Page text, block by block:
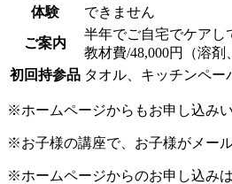
体験
できません
ご案内
半年でご自宅でケアし
教材費/48,000円（
初回持参品 タオル、キッチンペ
※ホームページからもお申し込み
※お子様の講座で、お子様がメー
※ホームページからのお申し込み